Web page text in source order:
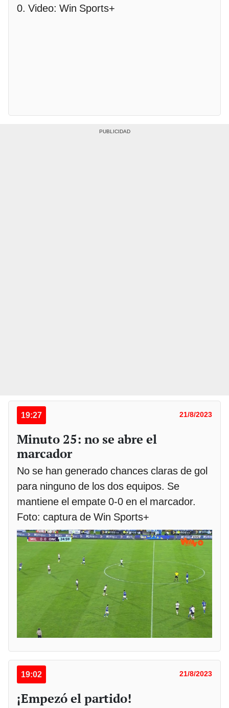
0. Video: Win Sports+
19:27 21/8/2023
Minuto 25: no se abre el
marcador
No se han generado chances claras de gol
para ninguno de los dos equipos. Se
mantiene el empate 0-0 en el marcador.
Foto: captura de Win Sports+
19:02 21/8/2023
¡Empezó el partido!